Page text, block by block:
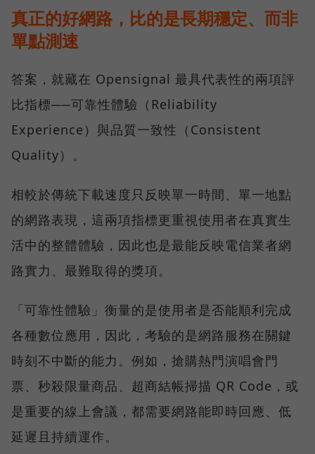
真正的好網路，比的是長期穩定、而非
單點測速
答案，就藏在 Opensignal 最具代表性的兩項評
比指標──可靠性體驗（Reliability
Experience）與品質一致性（Consistent
Quality）。
相較於傳統下載速度只反映單一時間、單一地點
的網路表現，這兩項指標更重視使用者在真實生
活中的整體體驗，因此也是最能反映電信業者網
路實力、最難取得的獎項。
「可靠性體驗」衡量的是使用者是否能順利完成
各種數位應用，因此，考驗的是網路服務在關鍵
時刻不中斷的能力。例如，搶購熱門演唱會門
票、秒殺限量商品、超商結帳掃描 QR Code，或
是重要的線上會議，都需要網路能即時回應、低
延遲且持續運作。